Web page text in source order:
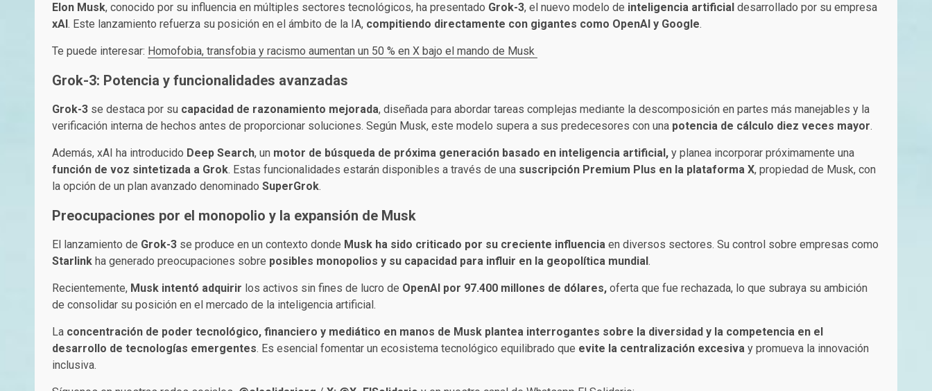
Elon Musk, conocido por su influencia en múltiples sectores tecnológicos, ha presentado Grok-3, el nuevo modelo de inteligencia artificial desarrollado por su empresa
xAI . Este lanzamiento refuerza su posición en el ámbito de la IA, compitiendo directamente con gigantes como OpenAI y Google.
Te puede interesar: Homofobia, transfobia y racismo aumentan un 50 % en X bajo el mando de Musk
Grok-3: Potencia y funcionalidades avanzadas
Grok-3 se destaca por su capacidad de razonamiento mejorada, diseñada para abordar tareas complejas mediante la descomposición en partes más manejables y la
verificación interna de hechos antes de proporcionar soluciones. Según Musk, este modelo supera a sus predecesores con una potencia de cálculo diez veces mayor.
Además, xAI ha introducido Deep Search, un motor de búsqueda de próxima generación basado en inteligencia artificial, y planea incorporar próximamente una
función de voz sintetizada a Grok. Estas funcionalidades estarán disponibles a través de una suscripción Premium Plus en la plataforma X, propiedad de Musk, con
la opción de un plan avanzado denominado SuperGrok.
Preocupaciones por el monopolio y la expansión de Musk
El lanzamiento de Grok-3 se produce en un contexto donde Musk ha sido criticado por su creciente influencia en diversos sectores. Su control sobre empresas como
Starlink ha generado preocupaciones sobre posibles monopolios y su capacidad para influir en la geopolítica mundial .
Recientemente, Musk intentó adquirir los activos sin fines de lucro de OpenAI por 97.400 millones de dólares, oferta que fue rechazada, lo que subraya su ambición
de consolidar su posición en el mercado de la inteligencia artificial.
La concentración de poder tecnológico, financiero y mediático en manos de Musk plantea interrogantes sobre la diversidad y la competencia en el
desarrollo de tecnologías emergentes. Es esencial fomentar un ecosistema tecnológico equilibrado que evite la centralización excesiva y promueva la innovación
inclusiva.